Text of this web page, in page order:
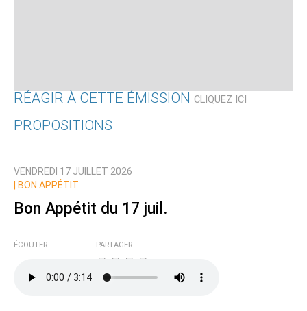
RÉAGIR À CETTE ÉMISSION CLIQUEZ ICI
Nom
Courriel (non publié)
PROPOSITIONS
VENDREDI 17 JUILLET 2026
BON APPÉTIT
Bon Appétit du 17 juil.
ÉCOUTER PARTAGER